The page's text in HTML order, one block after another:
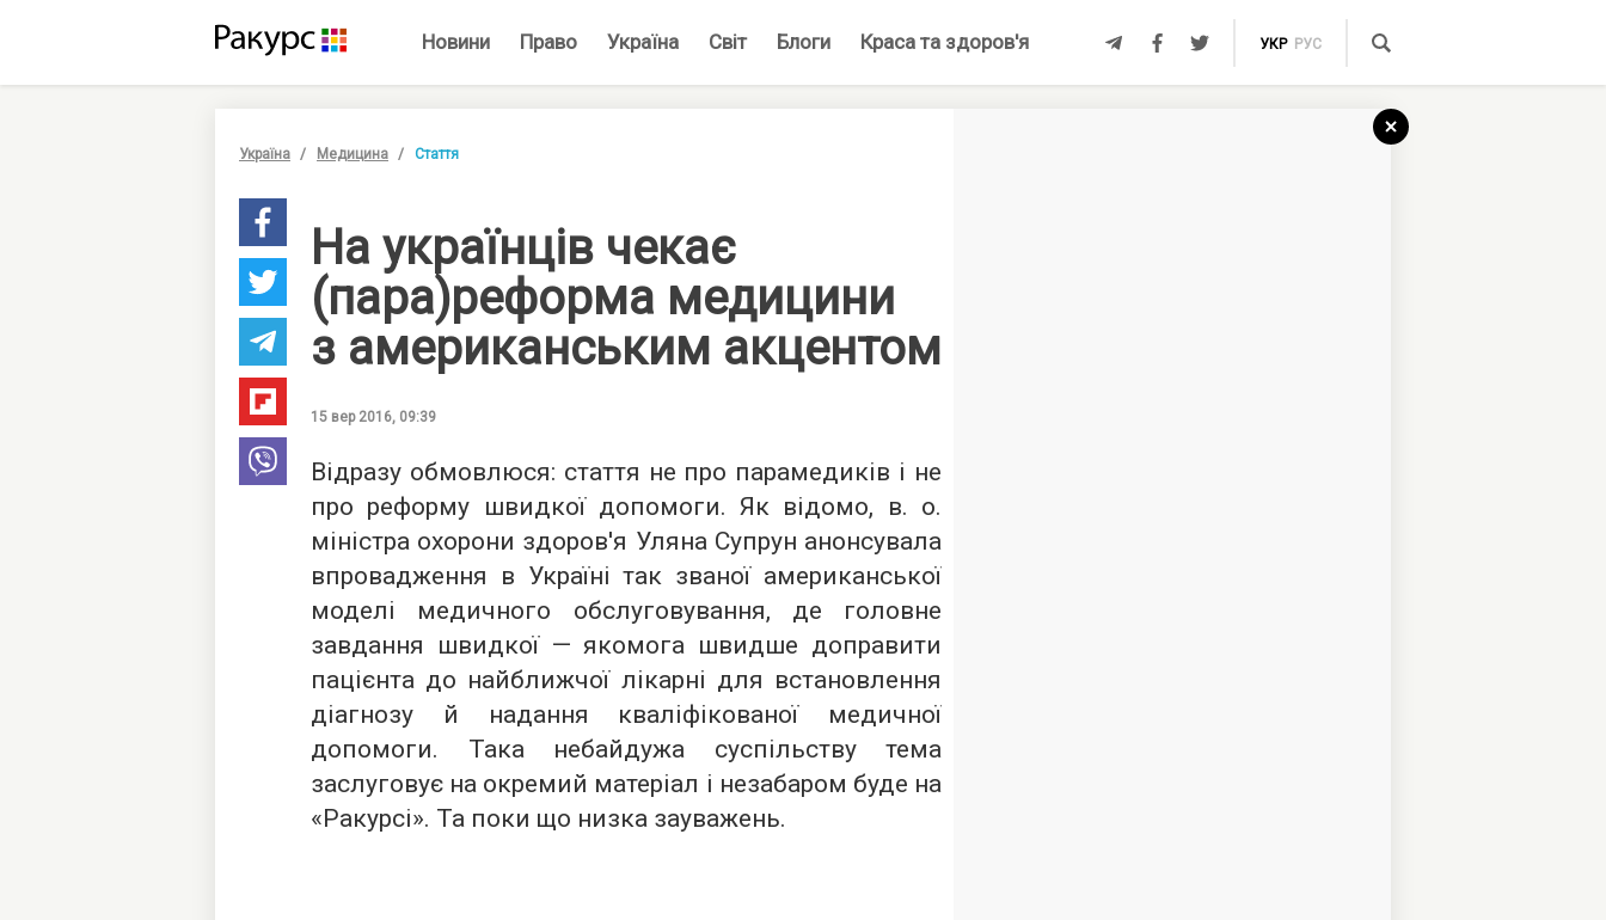
Новини Право Україна Світ Блоги Краса та здоров'я УКР РУС
Україна Медицина Стаття
На українців чекає
(пара)реформа медицини
з американським акцентом
15 вер 2016, 09:39
Відразу обмовлюся: стаття не про парамедиків і не
про реформу швидкої допомоги. Як відомо, в. о.
міністра охорони здоров'я Уляна Супрун анонсувала
впровадження в Україні так званої американської
моделі медичного обслуговування, де головне
завдання швидкої — якомога швидше доправити
пацієнта до найближчої лікарні для встановлення
діагнозу й надання кваліфікованої медичної
допомоги. Така небайдужа суспільству тема
заслуговує на окремий матеріал і незабаром буде на
«Ракурсі». Та поки що низка зауважень.